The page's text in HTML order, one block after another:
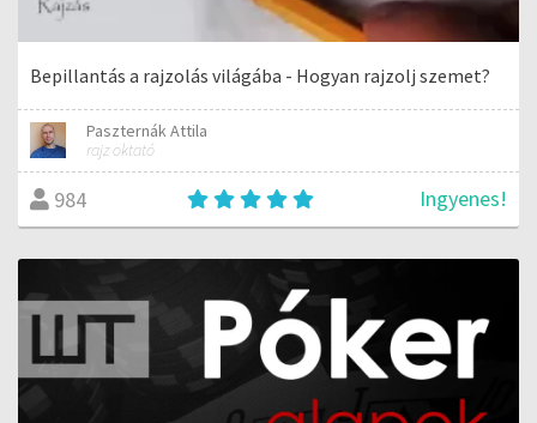
Bepillantás a rajzolás világába - Hogyan rajzolj szemet?
Paszternák Attila
rajz oktató
984 Ingyenes!